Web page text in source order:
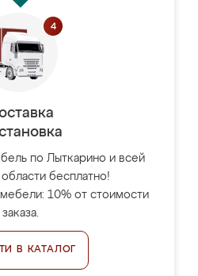
по Лыткарино и всей
бесплатно!
10% от стоимости
заказа.
В КАТАЛОГ